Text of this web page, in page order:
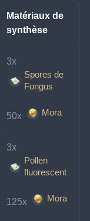
Matériaux de
synthèse
3x
Spores de
Fongus
50x Mora
3x
Pollen
fluorescent
125x Mora